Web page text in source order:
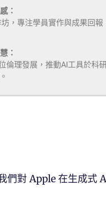
：
，專注學員實作與成果回
：
倫理發展，推動AI工具於科
們對 Apple 在生成式